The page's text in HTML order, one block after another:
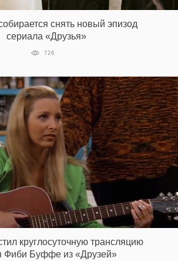
снять новый эпизод
сериала «Друзья»
726
круглосуточную трансляцию
Фиби Буффе из «Друзей»